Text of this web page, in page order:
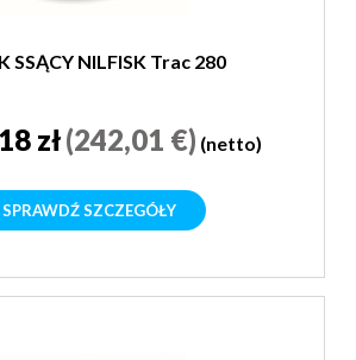
SSĄCY NILFISK Trac 280
zł(242,01 €) (netto)
SPRAWDŹ SZCZEGÓŁY